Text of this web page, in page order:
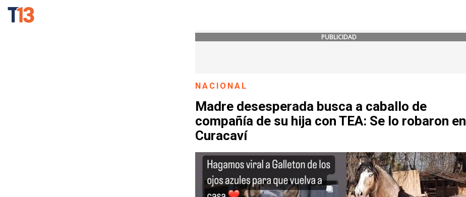
PUBLICIDAD
NACIONAL
Madre desesperada busca a caballo de
compañía de su hija con TEA: Se lo robaron en
Curacaví